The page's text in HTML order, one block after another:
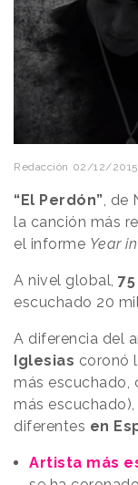
Redacción 02/12/2015
“El Perdón”, de
la canción más
el informe Year
A nivel global,
escuchado 20
A diferencia del
Iglesias coronó
más escuchado,
más
diferentes en
Artista más